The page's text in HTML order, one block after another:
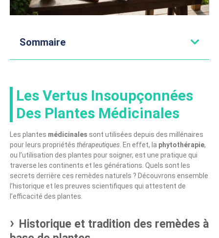
Sommaire
Les Vertus Insoupçonnées
Des Plantes Médicinales
Les plantes médicinales sont utilisées depuis des millénaires
pour leurs propriétés thérapeutiques . En effet, la phytothérapie,
ou l’utilisation des plantes pour soigner, est une pratique qui
traverse les continents et les générations. Quels sont les
secrets derrière ces remèdes naturels ? Découvrons ensemble
l’historique et les preuves scientifiques qui attestent de
l’efficacité des plantes.
Historique et tradition des remèdes à